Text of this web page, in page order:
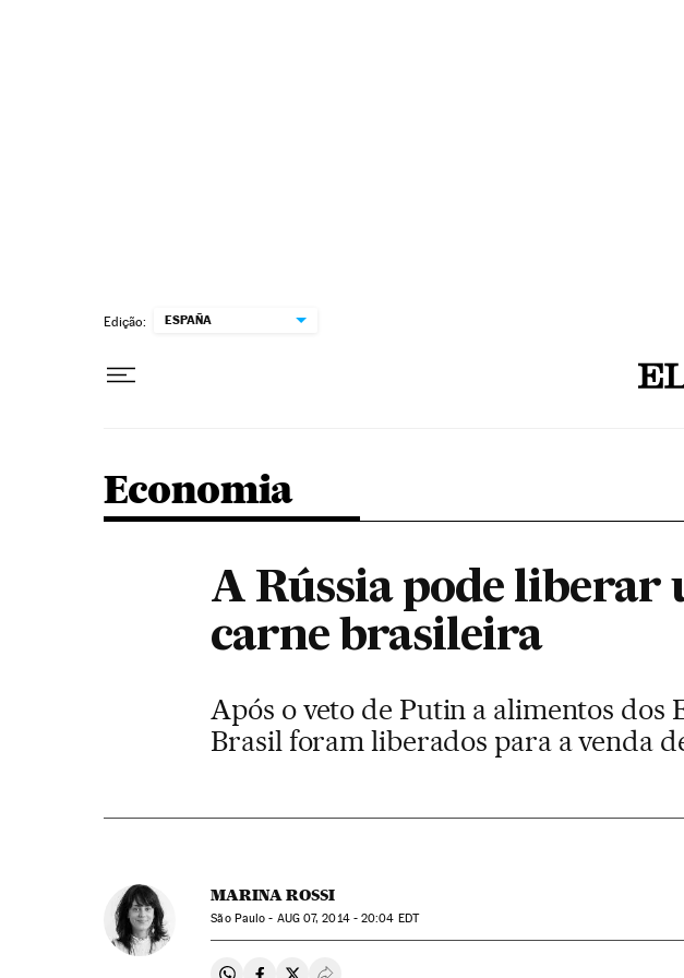
Edição: ESPAÑA
Economia
A Rússia pode liberar
carne brasileira
Após o veto de Putin a alimentos dos
Brasil foram liberados para a venda
MARINA ROSSI
São Paulo - AUG07, 2014 - 20:04 EDT